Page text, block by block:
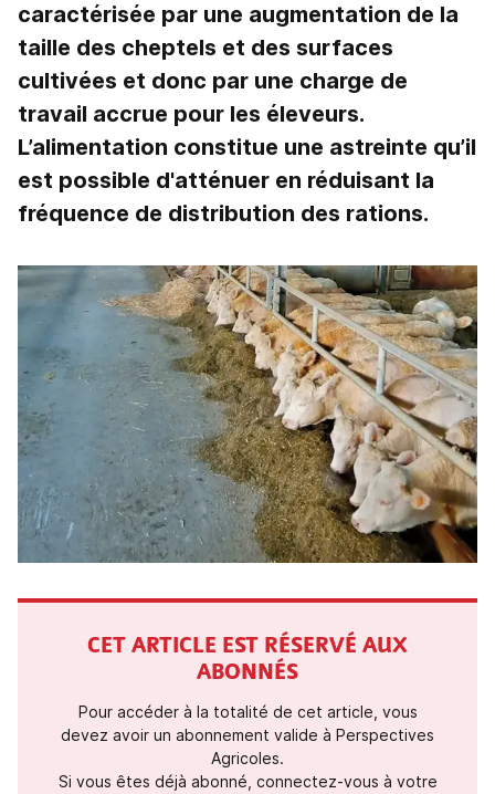
caractérisée par une augmentation de la
taille des cheptels et des surfaces
cultivées et donc par une charge de
travail accrue pour les éleveurs.
L’alimentation constitue une astreinte qu’il
est possible d'atténuer en réduisant la
fréquence de distribution des rations.
CET ARTICLE EST RÉSERVÉ AUX
ABONNÉS
Pour accéder à la totalité de cet article, vous
devez avoir un abonnement valide à Perspectives
Agricoles.
Si vous êtes déjà abonné, connectez-vous à votre